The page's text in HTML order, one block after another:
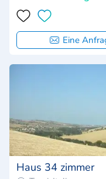
Eine
Haus 34 zimmer